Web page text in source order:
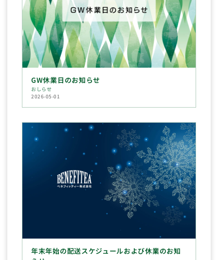
GW休業日のお知らせ
おしらせ
2026-05-01
年末年始の配送スケジュールおよび休業のお知